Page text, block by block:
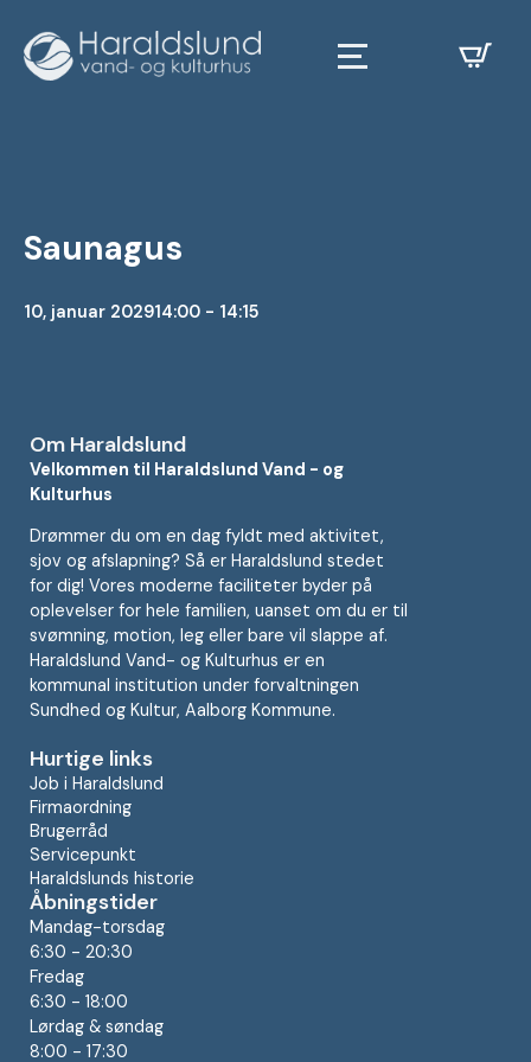
Saunagus
10, januar 202914:00 - 14:15
Om Haraldslund
Velkommen til Haraldslund Vand - og
Kulturhus
Drømmer du om en dag fyldt med aktivitet,
sjov og afslapning? Så er Haraldslund stedet
for dig! Vores moderne faciliteter byder på
oplevelser for hele familien, uanset om du er til
svømning, motion, leg eller bare vil slappe af.
Haraldslund Vand- og Kulturhus er en
kommunal institution under forvaltningen
Sundhed og Kultur, Aalborg Kommune.
Hurtige links
Job i Haraldslund
Firmaordning
Brugerråd
Servicepunkt
Haraldslunds historie
Åbningstider
Mandag-torsdag
6:30 - 20:30
Fredag
6:30 - 18:00
Lørdag & søndag
8:00 - 17:30